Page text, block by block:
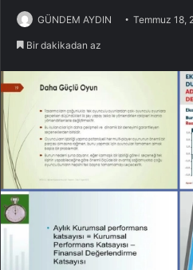
GÜNDEM AYDIN Temmuz 18,
Bir dakikadan az